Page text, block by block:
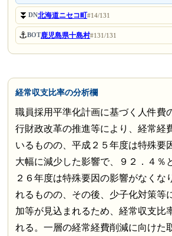
⏬DN北海道ニセコ町#14/131
⚓BOT鹿児島県十島村#131/131
経常収支比率の分析欄
職員採用平準化計画に基づく人件費
行財政改革の推進等により、経常経
いるものの、平成２５年度は特殊要
大幅に減少した影響で、９２．４％
２６年度は特殊要因の影響がなくな
れるものの、その後、少子化対策等
加等が見込まれるため、経常収支比
れる。一層の経常経費削減に向けた